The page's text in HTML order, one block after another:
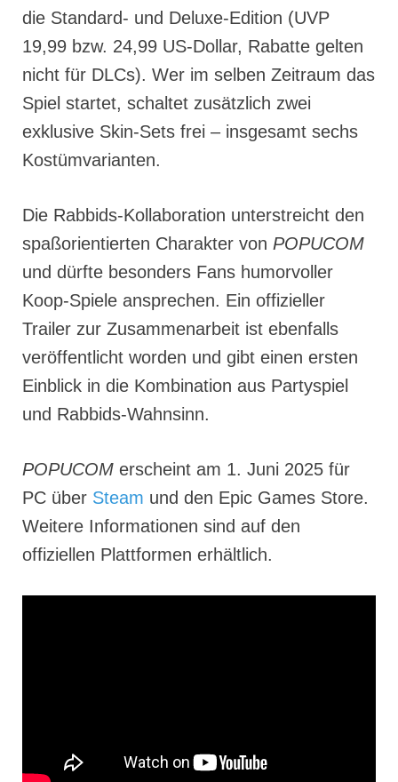
die Standard- und Deluxe-Edition (UVP
19,99 bzw. 24,99 US-Dollar, Rabatte gelten
nicht für DLCs). Wer im selben Zeitraum das
Spiel startet, schaltet zusätzlich zwei
exklusive Skin-Sets frei – insgesamt sechs
Kostümvarianten.
Die Rabbids-Kollaboration unterstreicht den
spaßorientierten Charakter von POPUCOM
und dürfte besonders Fans humorvoller
Koop-Spiele ansprechen. Ein offizieller
Trailer zur Zusammenarbeit ist ebenfalls
veröffentlicht worden und gibt einen ersten
Einblick in die Kombination aus Partyspiel
und Rabbids-Wahnsinn.
POPUCOM erscheint am 1. Juni 2025 für
PC über Steam und den Epic Games Store.
Weitere Informationen sind auf den
offiziellen Plattformen erhältlich.